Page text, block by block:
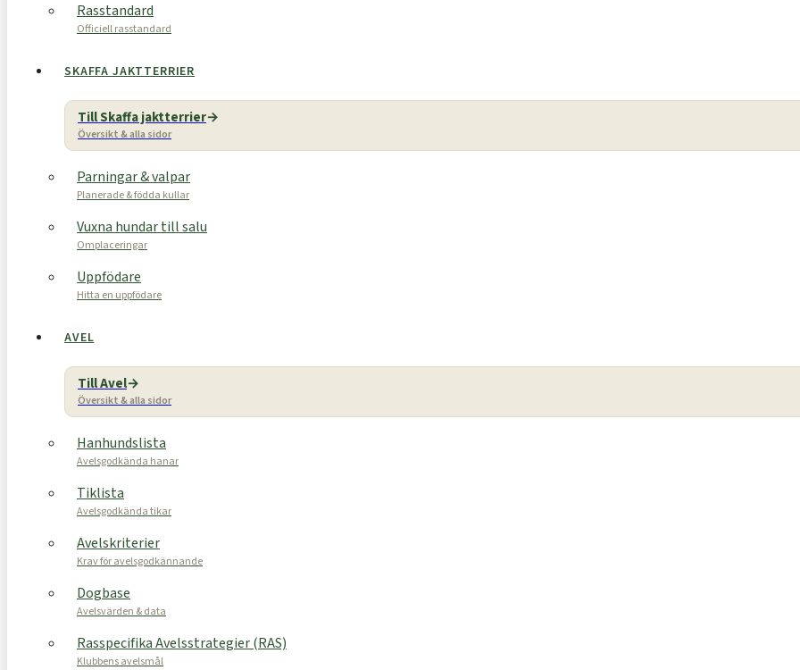
Rasstandard
Officiell rasstandard
SKAFFA JAKTTERRIER
Till Skaffa jaktterrier
Översikt & alla sidor
Parningar & valpar
Planerade & födda kullar
Vuxna hundar till salu
Omplaceringar
Uppfödare
Hitta en uppfödare
AVEL
Till Avel
Översikt & alla sidor
Hanhundslista
Avelsgodkända hanar
Tiklista
Avelsgodkända tikar
Avelskriterier
Krav för avelsgodkännande
Dogbase
Avelsvärden & data
Rasspecifika Avelsstrategier (RAS)
Klubbens avelsmål